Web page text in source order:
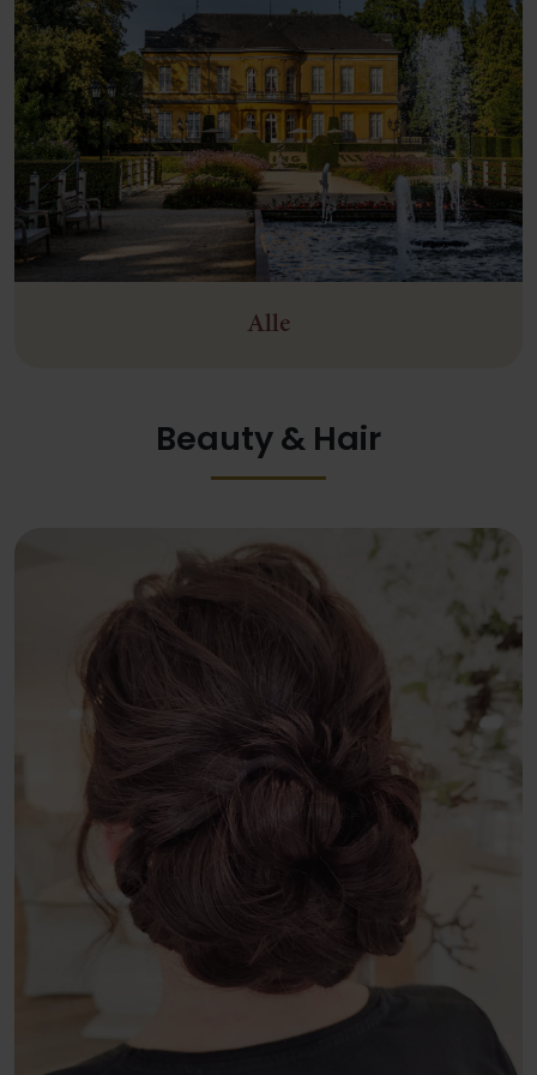
Alle
Beauty & Hair